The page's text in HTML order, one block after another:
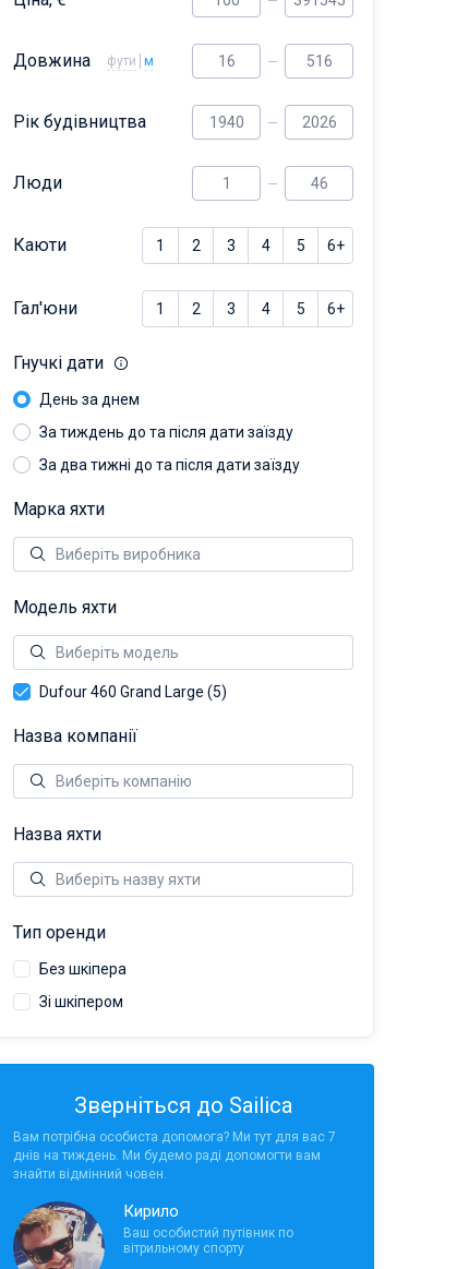
Довжина фути м
Рік будівництва
Люди
Каюти 1 2 3 4 5 6+
Гал'юни 1 2 3 4 5 6+
Гнучкі дати
День за днем
За тиждень до та після дати заїзду
За два тижні до та після дати заїзду
Марка яхти
Модель яхти
Dufour 460 Grand Large (5)
Назва компанії
Назва яхти
Тип оренди
Без шкіпера
Зі шкіпером
Зверніться до Sailica
Вам потрібна особиста допомога? Ми тут для вас 7
днів на тиждень. Ми будемо раді допомогти вам
знайти відмінний човен.
Кирило
Ваш особистий путівник по
вітрильному спорту